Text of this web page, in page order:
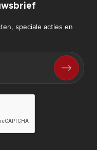
speciale acties en